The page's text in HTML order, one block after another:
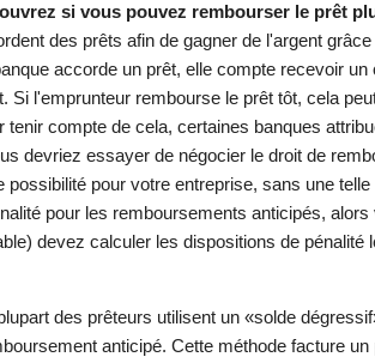
si vous pouvez rembourser le prêt
des prêts afin de gagner de l'argent
accorde un prêt, elle compte recevoir
Si l'emprunteur rembourse le prêt tôt, cela
tenir compte de cela, certaines banques
devriez essayer de négocier le droit de
possibilité pour votre entreprise, sans une
pour les remboursements anticipés,
devez calculer les dispositions de pénalité
des prêteurs utilisent un «solde
anticipé. Cette méthode facture